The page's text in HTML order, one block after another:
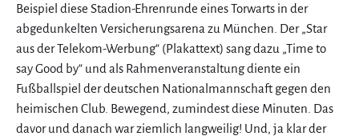
Beispiel diese Stadion-Ehrenrunde eines Torwarts in der
abgedunkelten Versicherungsarena zu München. Der „Star
aus der Telekom-Werbung“ (Plakattext) sang dazu „Time to
say Good by“ und als Rahmenveranstaltung diente ein
Fußballspiel der deutschen Nationalmannschaft gegen den
heimischen Club. Bewegend, zumindest diese Minuten. Das
davor und danach war ziemlich langweilig! Und, ja klar der